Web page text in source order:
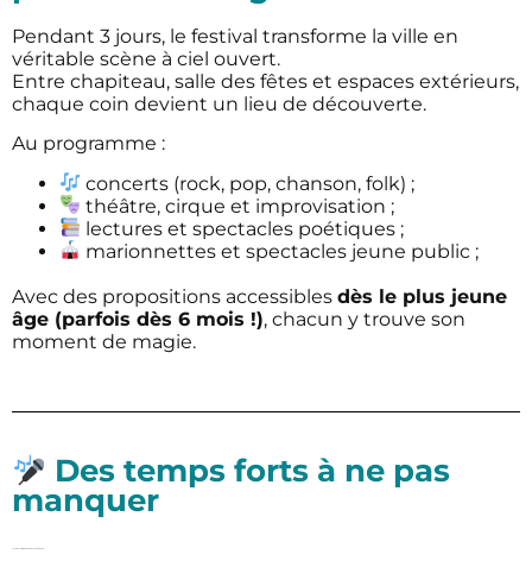
Pendant 3 jours, le festival transforme la ville en
véritable scène à ciel ouvert.
Entre chapiteau, salle des fêtes et espaces extérieurs,
chaque coin devient un lieu de découverte.
Au programme :
concerts (rock, pop, chanson, folk) ;
théâtre, cirque et improvisation ;
lectures et spectacles poétiques ;
marionnettes et spectacles jeune public ;
Avec des propositions accessibles dès le plus jeune
âge (parfois dès 6 mois !), chacun y trouve son
moment de magie.
Des temps forts à ne pas
manquer